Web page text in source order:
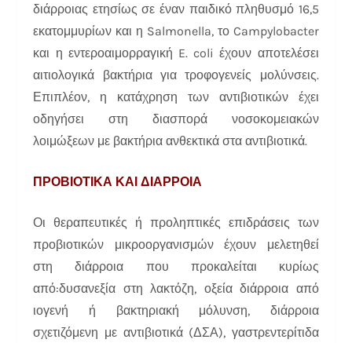
διάρροιας ετησίως σε έναν παιδικό πληθυσμό 16,5
εκατομμυρίων και η Salmonella, το Campylobacter
και η εντεροαιμορραγική E. coli έχουν αποτελέσει
αιτιολογικά βακτήρια για τροφογενείς μολύνσεις.
Επιπλέον, η κατάχρηση των αντιβιοτικών έχει
οδηγήσει στη διασπορά νοσοκομειακών
λοιμώξεων με βακτήρια ανθεκτικά στα αντιβιοτικά.
ΠΡΟΒΙΟΤΙΚΑ ΚΑΙ ΔΙΑΡΡΟΙΑ
Οι θεραπευτικές ή προληπτικές επιδράσεις των
προβιοτικών μικροοργανισμών έχουν μελετηθεί
στη διάρροια που προκαλείται κυρίως
από:δυσανεξία στη λακτόζη, οξεία διάρροια από
ιογενή ή βακτηριακή μόλυνση, διάρροια
σχετιζόμενη με αντιβιοτικά (ΔΣΑ), γαστρεντερίτιδα